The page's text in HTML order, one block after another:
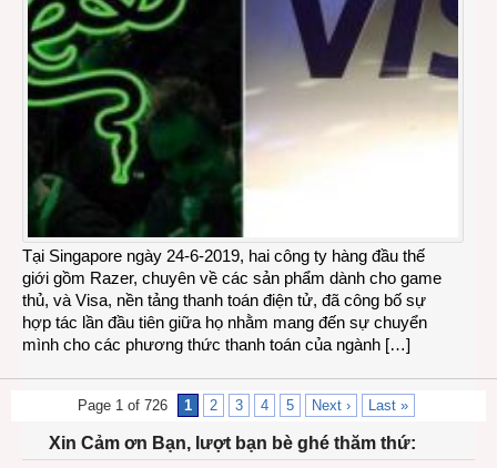
Tại Singapore ngày 24-6-2019, hai công ty hàng đầu thế
giới gồm Razer, chuyên về các sản phẩm dành cho game
thủ, và Visa, nền tảng thanh toán điện tử, đã công bố sự
hợp tác lần đầu tiên giữa họ nhằm mang đến sự chuyển
mình cho các phương thức thanh toán của ngành […]
Page 1 of 726 1 2 3 4 5 Next › Last »
Xin Cảm ơn Bạn, lượt bạn bè ghé thăm thứ: